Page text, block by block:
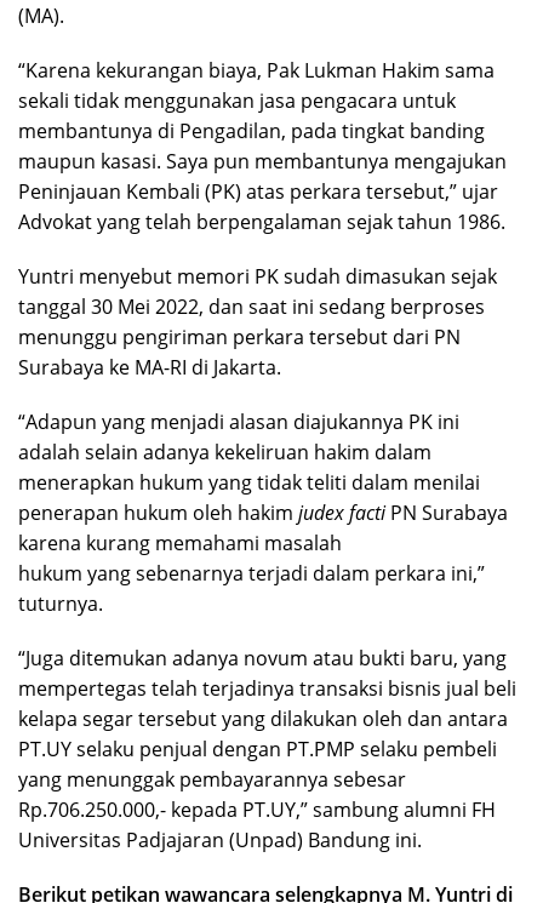
(MA).
“Karena kekurangan biaya, Pak Lukman Hakim sama
sekali tidak menggunakan jasa pengacara untuk
membantunya di Pengadilan, pada tingkat banding
maupun kasasi. Saya pun membantunya mengajukan
Peninjauan Kembali (PK) atas perkara tersebut,” ujar
Advokat yang telah berpengalaman sejak tahun 1986.
Yuntri menyebut memori PK sudah dimasukan sejak
tanggal 30 Mei 2022, dan saat ini sedang berproses
menunggu pengiriman perkara tersebut dari PN
Surabaya ke MA-RI di Jakarta.
“Adapun yang menjadi alasan diajukannya PK ini
adalah selain adanya kekeliruan hakim dalam
menerapkan hukum yang tidak teliti dalam menilai
penerapan hukum oleh hakim judex factiPN Surabaya
karena kurang memahami masalah
hukum yang sebenarnya terjadi dalam perkara ini,”
tuturnya.
“Juga ditemukan adanya novum atau bukti baru, yang
mempertegas telah terjadinya transaksi bisnis jual beli
kelapa segar tersebut yang dilakukan oleh dan antara
PT.UY selaku penjual dengan PT.PMP selaku pembeli
yang menunggak pembayarannya sebesar
Rp.706.250.000,- kepada PT.UY,” sambung alumni FH
Universitas Padjajaran (Unpad) Bandung ini.
Berikut petikan wawancara selengkapnya M. Yuntridi